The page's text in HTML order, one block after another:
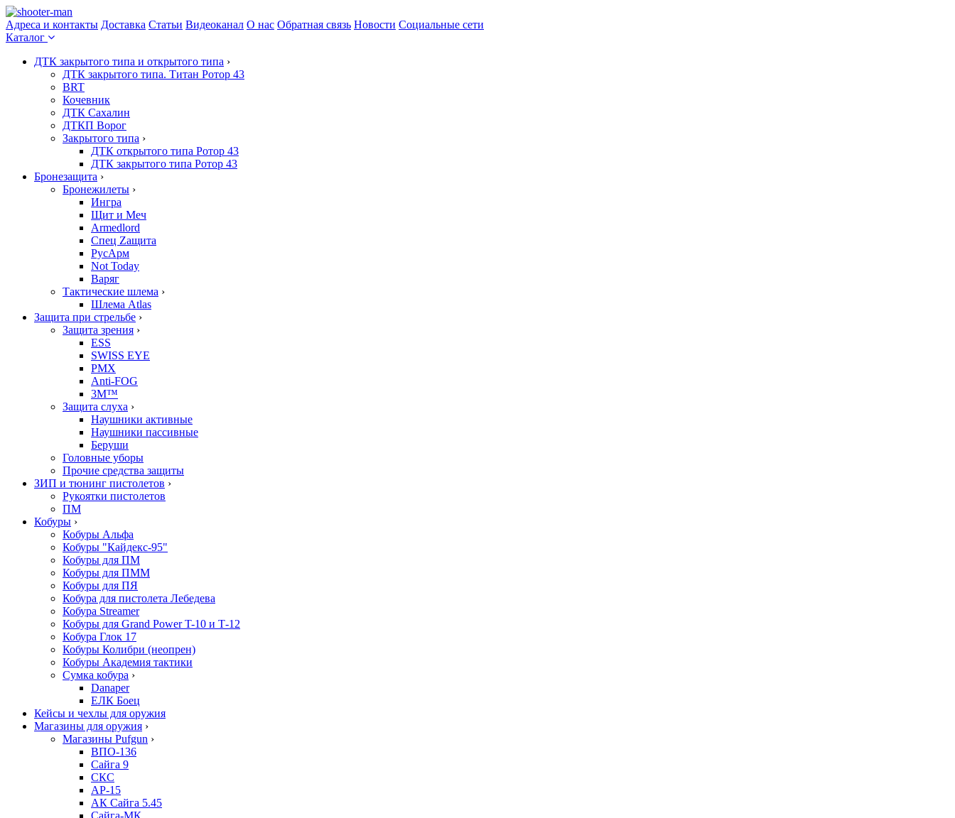
Адреса и контакты Доставка Статьи Видеоканал О нас Обратная связь Новости Социальные сети
Каталог
ДТК закрытого типа и открытого типа ›
ДТК закрытого типа. Титан Ротор 43
BRT
Кочевник
ДТК Сахалин
ДТКП Ворог
Закрытого типа ›
ДТК открытого типа Ротор 43
ДТК закрытого типа Ротор 43
Бронезащита ›
Бронежилеты ›
Ингра
Щит и Меч
Armedlord
Спец Zащита
РусАрм
Not Today
Варяг
Тактические шлема ›
Шлема Atlas
Защита при стрельбе ›
Защита зрения ›
ESS
SWISS EYE
PMX
Anti-FOG
3M™
Защита слуха ›
Наушники активные
Наушники пассивные
Беруши
Головные уборы
Прочие средства защиты
ЗИП и тюнинг пистолетов ›
Рукоятки пистолетов
ПМ
Кобуры ›
Кобуры Альфа
Кобуры "Кайдекс-95"
Кобуры для ПМ
Кобуры для ПММ
Кобуры для ПЯ
Кобура для пистолета Лебедева
Кобура Streamer
Кобуры для Grand Power T-10 и Т-12
Кобура Глок 17
Кобуры Колибри (неопрен)
Кобуры Академия тактики
Сумка кобура ›
Danaper
ЕЛК Боец
Кейсы и чехлы для оружия
Магазины для оружия ›
Магазины Pufgun ›
ВПО-136
Сайга 9
СКС
АР-15
АК Сайга 5.45
Сайга-МК